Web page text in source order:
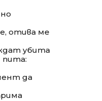
отива ме
убита
пита:
да